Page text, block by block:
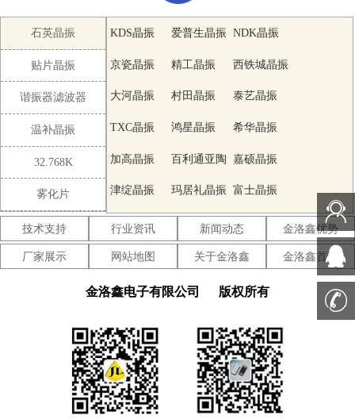
石英晶振
贴片晶振
谐振器滤波器
温补晶振
32.768K
雾化片
KDS晶振 爱普生晶振 NDK晶振
京瓷晶振 精工晶振 西铁城晶振
大河晶振 村田晶振 泰艺晶振
TXC晶振 鸿星晶振 希华晶振
加高晶振 百利通亚陶
晶振
嘉硕晶振
津绽晶振 玛居礼晶振 富士晶振
SMI晶振 Lihom晶振 SHINSUNG
晶振
NAKA晶振 AKER晶振 NKG晶振
NJR晶振 Sunny晶振 CTS晶振
德晶振
高利奇晶振 Jauch晶振 AbraconCrystal
晶振
维管晶振 ECScrystal 日蚀晶振
拉隆晶振 格林雷晶振 SiTimeCrystal
技术支持 行业资讯 新闻动态 金洛鑫优势
厂家展示 网站地图 关于金洛鑫 金洛鑫首页
金洛鑫电子有限公司 版权所有